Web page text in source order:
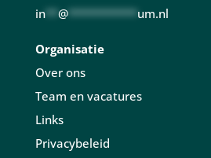
in** @*********** um.nl
Organisatie
Over ons
Team en vacatures
Links
Privacybeleid